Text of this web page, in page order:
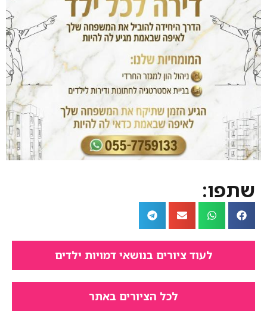
שתפו:
לעוד ציורים בנושאי דמויות ילדים
לכל הציורים באתר